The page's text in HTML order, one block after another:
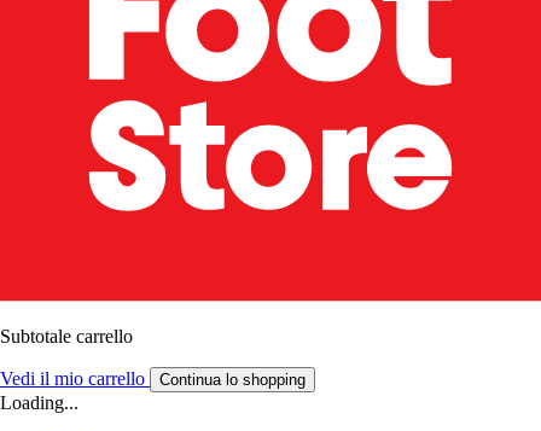
Subtotale carrello
Vedi il mio carrello Continua lo shopping
Loading...